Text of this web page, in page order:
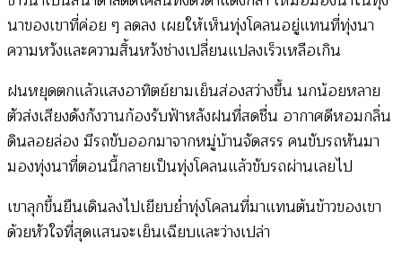
นาของเขาที่ค่อย ๆ ลดลง เผยให้เห็นทุ่งโคลนอยู่แทนที่ทุ่งนา
ความหวังและความสิ้นหวังช่างเปลี่ยนแปลงเร็วเหลือเกิน
ฝนหยุดตกแล้วแสงอาทิตย์ยามเย็นส่องสว่างขึ้น นกน้อยหลาย
ตัวส่งเสียงดังกังวานก้องรับฟ้าหลังฝนที่สดชื่น อากาศดีหอมกลิ่น
ดินลอยล่อง มีรถขับออกมาจากหมู่บ้านจัดสรร คนขับรถหันมา
มองทุ่งนาที่ตอนนี้กลายเป็นทุ่งโคลนแล้วขับรถผ่านเลยไป
เขาลุกขึ้นยืนเดินลงไปเยียบย่ำทุ่งโคลนที่มาแทนต้นข้าวของเขา
ด้วยหัวใจที่สุดแสนจะเย็นเฉียบและว่างเปล่า